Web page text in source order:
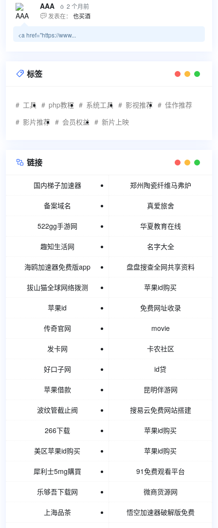
AAA  2 个月前
 发表在： 也买酒
<a href="https://www...
 标签
工具 php教程 系统工具 影视推荐
佳作推荐
影片推荐
会员权益 新片上映
 链接
国内梯子加速器 郑州陶瓷纤维马弗炉
备案域名 真爱旅舍
522gg手游网 华夏教育在线
趣知生活网 名字大全
海鸥加速器免费版app 盘盘搜查全网共享资料
拔山猫全球网络拨测 苹果id购买
苹果id 免费网址收录
传奇官网 movie
发卡网 卡农社区
好口子网 id贷
苹果借款 昆明伴游网
波纹管截止阀 搜易云免费网站搭建
266下载 苹果id购买
美区苹果id购买 苹果id购买
犀利士5mg購買 91免费观看平台
乐够吾下载网 微商货源网
上海品茶 悟空加速器破解版免费